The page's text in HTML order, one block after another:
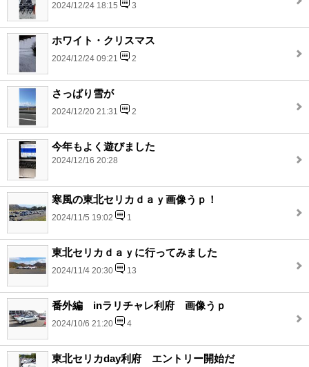
2024/12/24 18:15 3
ホワイト・クリスマス
2024/12/24 09:21 2
さっぱり雪が
2024/12/20 21:31 2
今年もよく遊びました
2024/12/16 20:28
寒風の東北セリカｄａｙ画像うｐ！
2024/11/5 19:02 1
東北セリカｄａｙに行ってみました
2024/11/4 20:30 13
番外編 inラリチャレ利府 画像うｐ
2024/10/6 21:20 4
東北セリカday利府 エントリー開始だ